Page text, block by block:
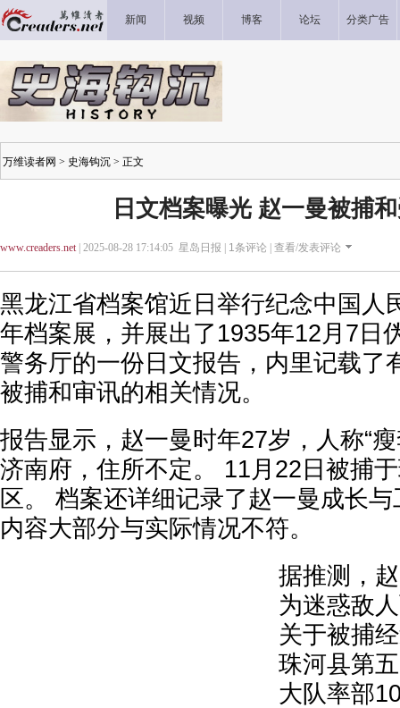
新闻 视频 博客 论坛 分类广告
万维读者网 > 史海钩沉 > 正文
日文档案曝光 赵一曼被捕
www.creaders.net| 2025-08-28 17:14:05 星岛日报 | 1条评论 | 查看/发表评论
黑龙江省档案馆近日举行纪念中国人
年档案展，并展出了1935年12月7日
警务厅的一份日文报告，内里记载了
被捕和审讯的相关情况。
报告显示，赵一曼时年27岁，人称“
济南府，住所不定。 11月22日被捕
区。 档案还详细记录了赵一曼成长
内容大部分与实际情况不符。
据推测，
为迷惑敌
关于被捕
珠河县第
大队率部